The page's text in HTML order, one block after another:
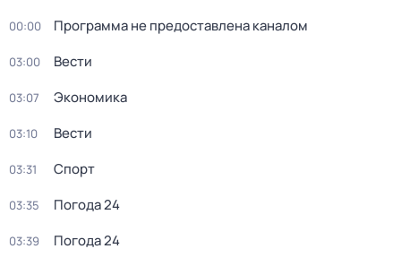
00:00 Программа не предоставлена каналом
03:00 Вести
03:07 Экономика
03:10 Вести
03:31 Спорт
03:35 Погода 24
03:39 Погода 24